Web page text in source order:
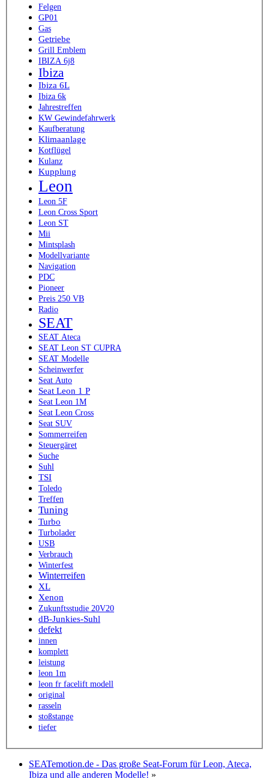
Felgen
GP01
Gas
Getriebe
Grill Emblem
IBIZA 6j8
Ibiza
Ibiza 6L
Ibiza 6k
Jahrestreffen
KW Gewindefahrwerk
Kaufberatung
Klimaanlage
Kotflügel
Kulanz
Kupplung
Leon
Leon 5F
Leon Cross Sport
Leon ST
Mii
Mintsplash
Modellvariante
Navigation
PDC
Pioneer
Preis 250 VB
Radio
SEAT
SEAT Ateca
SEAT Leon ST CUPRA
SEAT Modelle
Scheinwerfer
Seat Auto
Seat Leon 1 P
Seat Leon 1M
Seat Leon Cross
Seat SUV
Sommerreifen
Steuergäret
Suche
Suhl
TSI
Toledo
Treffen
Tuning
Turbo
Turbolader
USB
Verbrauch
Winterfest
Winterreifen
XL
Xenon
Zukunftsstudie 20V20
dB-Junkies-Suhl
defekt
innen
komplett
leistung
leon 1m
leon fr facelift modell
original
rasseln
stoßstange
tiefer
SEATemotion.de - Das große Seat-Forum für Leon, Ateca,
Ibiza und alle anderen Modelle! »